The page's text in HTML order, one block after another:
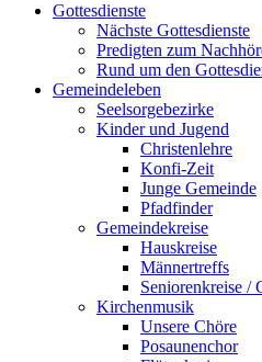
Gottesdienste
Nächste Gottesdienste
Predigten zum
Rund um den
Gemeindeleben
Seelsorgebezirke
Kinder und Jugend
Christenlehre
Konfi-Zeit
Junge Gemeinde
Pfadfinder
Gemeindekreise
Hauskreise
Männertreffs
Seniorenkreise /
Kirchenmusik
Unsere Chöre
Posaunenchor